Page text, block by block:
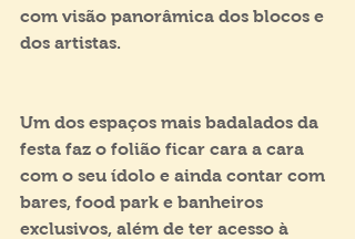
com visão panorâmica dos blocos e
dos artistas.
Um dos espaços mais badalados da
festa faz o folião ficar cara a cara
com o seu ídolo e ainda contar com
bares, food park e banheiros
exclusivos, além de ter acesso à